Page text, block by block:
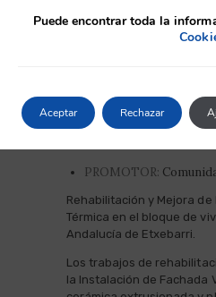
PROYECTO:2023
PROMOTOR:
Rehabilitación y Mejora de
Térmica en el bloque de
Andalucía de Etxebarri.
Los trabajos de
la Instalación de Fachada
Puede encontrar toda la
Aceptar Rechazar